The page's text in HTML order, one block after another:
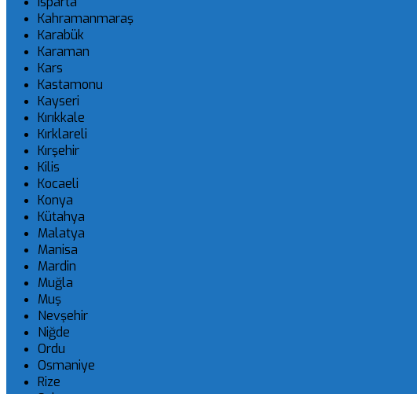
Kahramanmaraş
Karabük
Karaman
Kars
Kastamonu
Kayseri
Kırıkkale
Kırklareli
Kırşehir
Kilis
Kocaeli
Konya
Kütahya
Malatya
Manisa
Mardin
Muğla
Muş
Nevşehir
Niğde
Ordu
Osmaniye
Rize